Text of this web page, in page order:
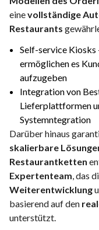
einevollständige
Restaurants
Self-service Kiosks
ermöglichen es
aufzugeben
Integration von
Lieferplattformen
Systemntegration
Darüber hinaus
skalierbare
Restaurantketten
Expertenteam , das
Weiterentwicklung
basierend auf den
unterstützt.